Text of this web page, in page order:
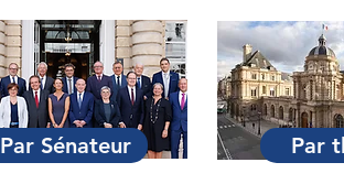
Par Sénateur Par